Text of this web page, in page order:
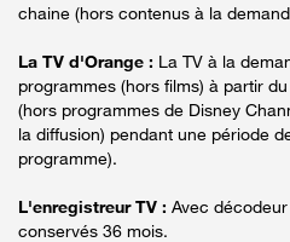
chaine (hors contenus à la
La TV d'Orange : La TV à la
programmes (hors films) à partir
(hors programmes de Disney
la diffusion) pendant une période
programme).
L'enregistreur TV : Avec
conservés 36 mois.